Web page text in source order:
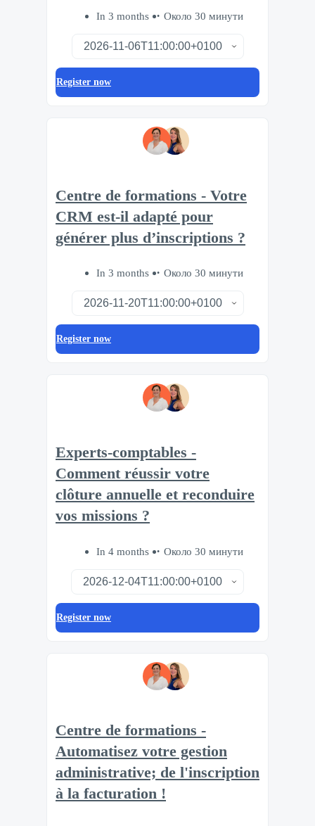
In 3 months Около 30 минути
Register now
Centre de formations - Votre
CRM est-il adapté pour
générer plus d’inscriptions ?
In 3 months Около 30 минути
Register now
Experts-comptables -
Comment réussir votre
clôture annuelle et reconduire
vos missions ?
In 4 months Около 30 минути
Register now
Centre de formations -
Automatisez votre gestion
administrative; de l'inscription
à la facturation !